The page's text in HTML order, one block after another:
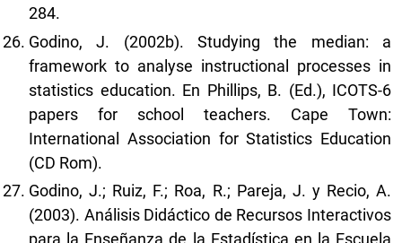
284.
Godino, J. (2002b). Studying the median: a
framework to analyse instructional processes in
statistics education. En Phillips, B. (Ed.), ICOTS-6
papers for school teachers. Cape Town:
International Association for Statistics Education
(CD Rom).
Godino, J.; Ruiz, F.; Roa, R.; Pareja, J. y Recio, A.
(2003). Análisis Didáctico de Recursos Interactivos
para la Enseñanza de la Estadística en la Escuela